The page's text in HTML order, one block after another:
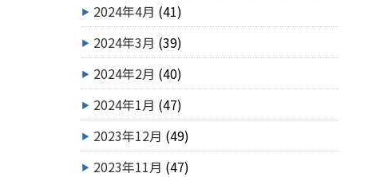
2024年4月 (41)
2024年3月 (39)
2024年2月 (40)
2024年1月 (47)
2023年12月 (49)
2023年11月 (47)